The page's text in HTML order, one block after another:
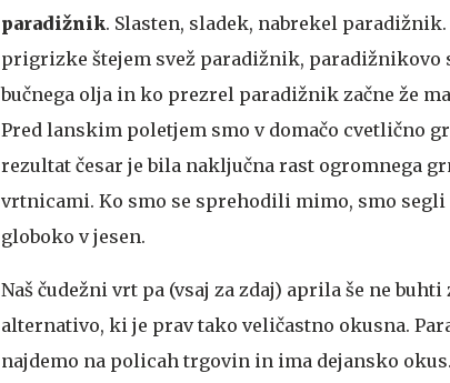
paradižnik. Slasten, sladek, nabrekel
prigrizke štejem svež paradižnik,
bučnega olja in ko prezrel paradižnik začne že
Pred lanskim poletjem smo v domačo cvetlično
rezultat česar je bila naključna rast ogromnega
vrtnicami. Ko smo se sprehodili mimo, smo
globoko v jesen.
Naš čudežni vrt pa (vsaj za zdaj) aprila še ne
alternativo, ki je prav tako veličastno okusna.
najdemo na policah trgovin in ima dejansko